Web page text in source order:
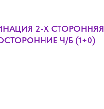
2-Х СТОРОННЯЯ
Ч/Б (1+0)